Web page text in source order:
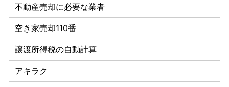
不動産売却に必要な業者
空き家売却110番
譲渡所得税の自動計算
アキラク